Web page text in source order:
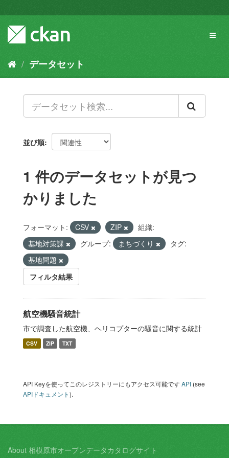
キ
容
データセット
並び順
1 件のデータセットが見つ
かりました
フォーマット: CSV ZIP
組織:
基地対策課
グループ: まちづくり
タグ:
基地問題
フィルタ結果
航空機騒音統計
市で調査した航空機、ヘリコプターの騒音に関する統計
CSV ZIP TXT
API Keyを使ってこのレジストリーにもアクセス可能ですAPI (see
APIドキュメント).
About 相模原市オープンデータカタログサイト